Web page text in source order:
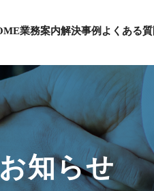
業務案内解決事例 よくある質
お知らせ